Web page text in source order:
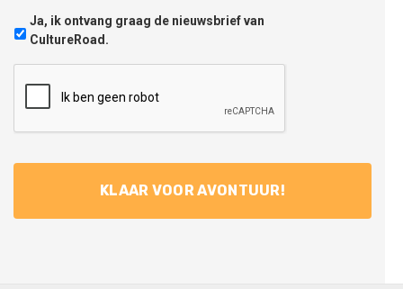
Ja, ik ontvang graag de nieuwsbrief van
CultureRoad.